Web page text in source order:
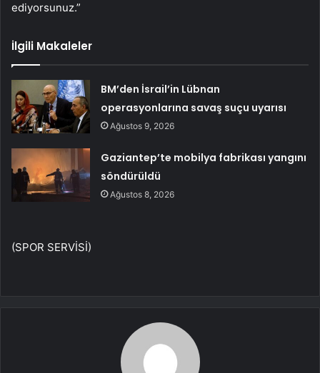
ediyorsunuz.”
İlgili Makaleler
BM’den İsrail’in Lübnan
operasyonlarına savaş suçu uyarısı
Ağustos 9, 2026
Gaziantep’te mobilya fabrikası yangını
söndürüldü
Ağustos 8, 2026
(SPOR SERVİSİ)